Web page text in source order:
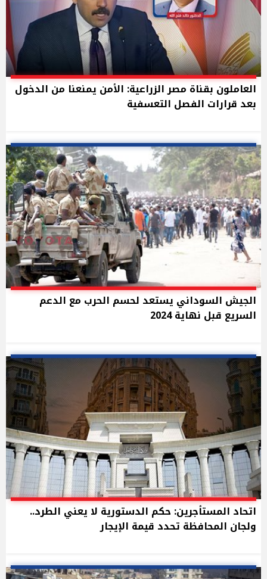
العاملون بقناة مصر الزراعية: الأمن يمنعنا من الدخول
بعد قرارات الفصل التعسفية
الجيش السوداني يستعد لحسم الحرب مع الدعم
السريع قبل نهاية 2024
اتحاد المستأجرين: حكم الدستورية لا يعني الطرد..
ولجان المحافظة تحدد قيمة الإيجار